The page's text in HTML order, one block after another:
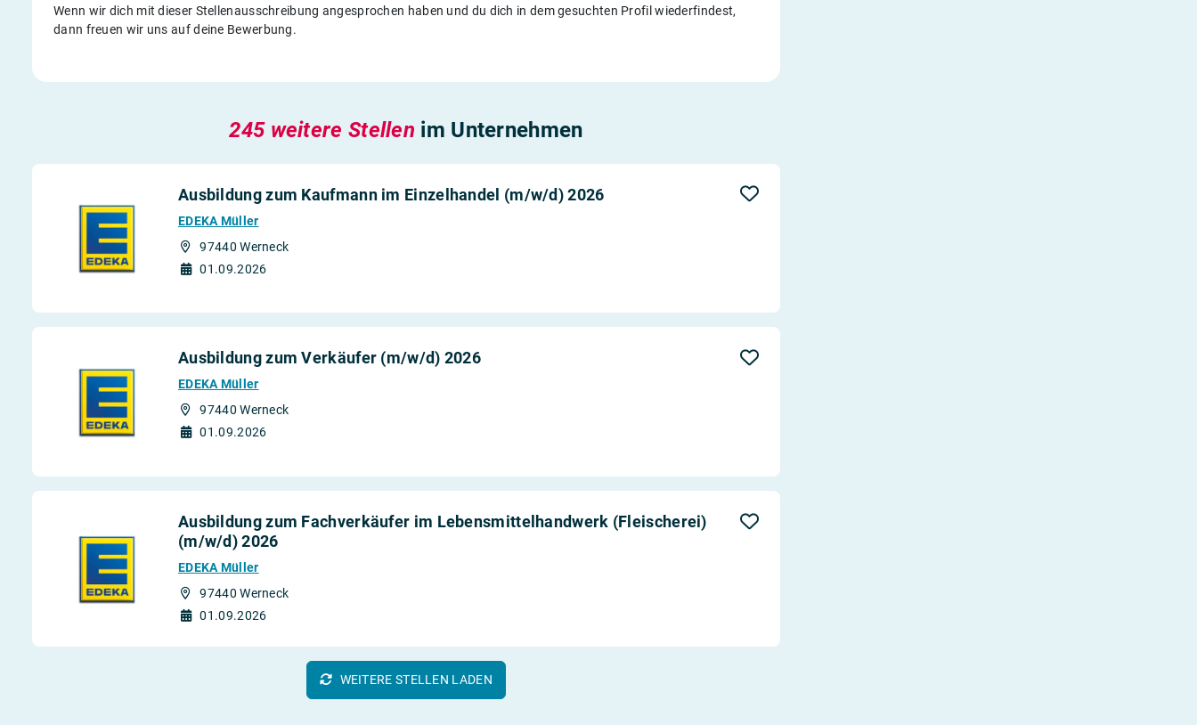
Wenn wir dich mit dieser Stellenausschreibung angesprochen haben und du dich in dem gesuchten Profil wiederfindest,
dann freuen wir uns auf deine Bewerbung.
245 weitere Stellen im Unternehmen
Ausbildung zum Kaufmann im Einzelhandel (m/w/d) 2026
EDEKA Müller
97440 Werneck
01.09.2026
Ausbildung zum Verkäufer (m/w/d) 2026
EDEKA Müller
97440 Werneck
01.09.2026
Ausbildung zum Fachverkäufer im Lebensmittelhandwerk (Fleischerei)
(m/w/d) 2026
EDEKA Müller
97440 Werneck
01.09.2026
WEITERE STELLEN LADEN